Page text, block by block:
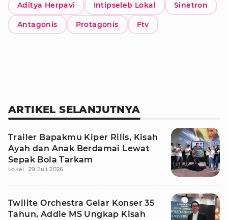
Aditya Herpavi Intipseleb Lokal Sinetron
Antagonis Protagonis Ftv
ARTIKEL SELANJUTNYA
Trailer Bapakmu Kiper Rilis, Kisah
Ayah dan Anak Berdamai Lewat
Sepak Bola Tarkam
Lokal 29 Juli 2026
Twilite Orchestra Gelar Konser 35
Tahun, Addie MS Ungkap Kisah